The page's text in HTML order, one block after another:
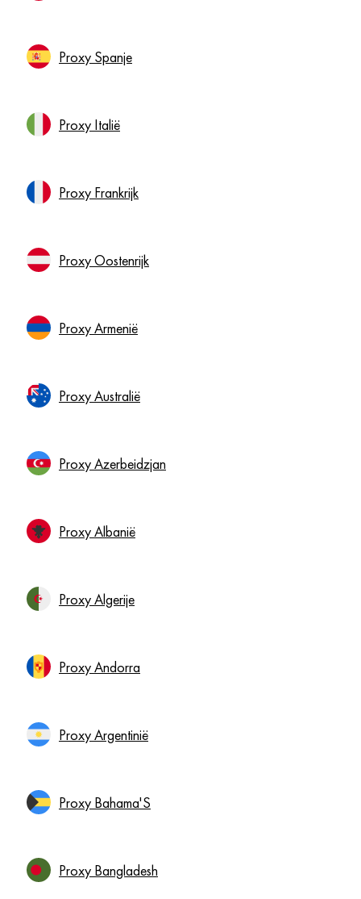
Proxy Spanje
Proxy Italië
Proxy Frankrijk
Proxy Oostenrijk
Proxy Armenië
Proxy Australië
Proxy Azerbeidzjan
Proxy Albanië
Proxy Algerije
Proxy Andorra
Proxy Argentinië
Proxy Bahama'S
Proxy Bangladesh